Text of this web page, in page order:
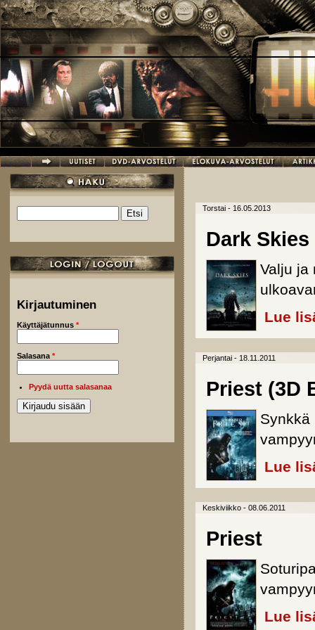
Hyppää pääsisältöön
Hakulomake
Kirjautuminen
Käyttäjätunnus *
Salasana *
Pyydä uutta salasanaa
Torstai - 16.05.2013
Dark Skies
Valju ja
Lue
Perjantai - 18.11.2011
Priest (3D
Synkkä
Lue
Keskiviikko - 08.06.2011
Priest
Lue